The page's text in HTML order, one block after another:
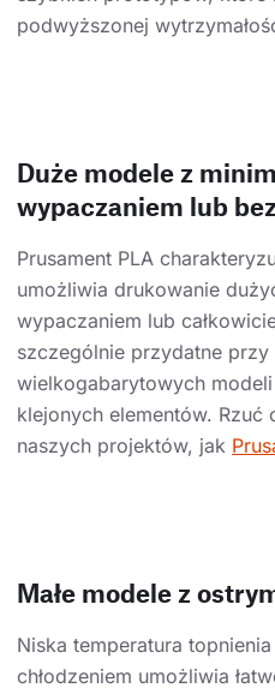
podwyższonej
Duże modele z
wypaczaniem lub
Prusament PLA
umożliwia drukowanie
wypaczaniem lub
szczególnie przydatne
wielkogabarytowych
klejonych elementów. Rzuć
naszych projektów, jak
Małe modele z
Niska temperatura
chłodzeniem umożliwia